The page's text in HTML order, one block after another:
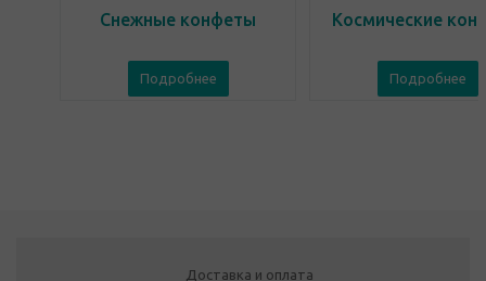
Снежные конфеты
Подробнее
Космические
Подробнее
Доставка и оплата